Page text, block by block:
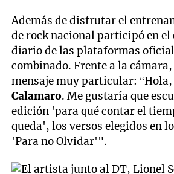
Además de disfrutar el
de rock nacional participó en el
diario de las plataformas
combinado. Frente a la
mensaje muy particular:
Calamaro. Me gustaría que
edición 'para qué contar el
queda', los versos elegidos en
'Para no Olvidar'".